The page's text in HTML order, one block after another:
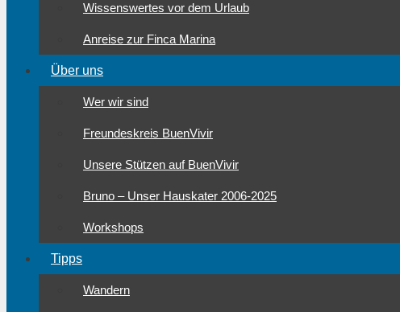
Wissenswertes vor dem Urlaub
Anreise zur Finca Marina
Über uns
Wer wir sind
Freundeskreis BuenVivir
Unsere Stützen auf BuenVivir
Bruno – Unser Hauskater 2006-2025
Workshops
Tipps
Wandern